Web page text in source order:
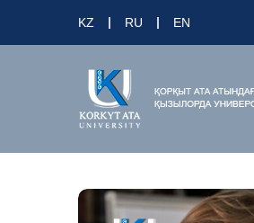
KZ RU EN